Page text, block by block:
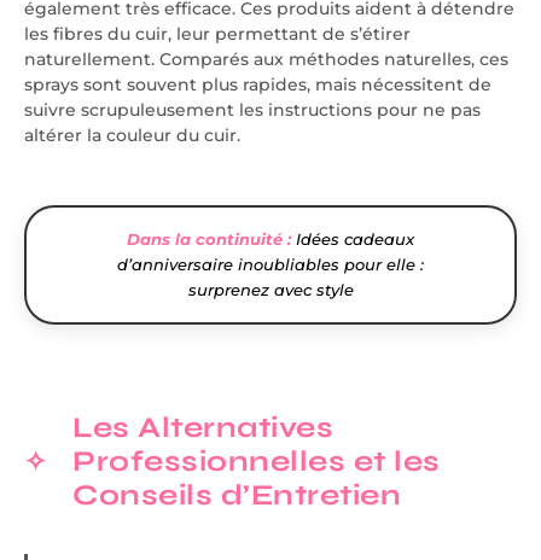
également très efficace. Ces produits aident à détendre
les fibres du cuir, leur permettant de s’étirer
naturellement. Comparés aux méthodes naturelles, ces
sprays sont souvent plus rapides, mais nécessitent de
suivre scrupuleusement les instructions pour ne pas
altérer la couleur du cuir.
Dans la continuité : Idées cadeaux
d’anniversaire inoubliables pour elle :
surprenez avec style
Les Alternatives
Professionnelles et les
Conseils d’Entretien